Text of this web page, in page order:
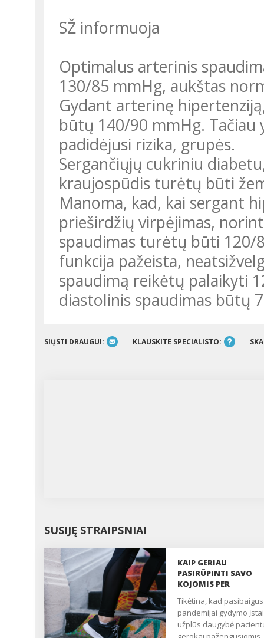
SŽ informuoja
Optimalus arterinis
130/85 mmHg, aukštas
Gydant arterinę
būtų 140/90 mmHg.
padidėjusi rizika, grupės.
Sergančiųjų cukriniu
kraujospūdis turėtų būti
Manoma, kad, kai sergant
prieširdžių virpėjimas,
spaudimas turėtų būti 120/
funkcija pažeista,
spaudimą reikėtų palaikyti
diastolinis spaudimas būtų
SIŲSTI DRAUGUI: KLAUSKITE SPECIALISTO:
SUSIJĘ STRAIPSNIAI
KAIP GERIAU
PASIRŪPINTI SAVO
KOJOMIS PER
Tikėtina, kad pasibaigus
pandemijai gydymo
užplūs daugybė